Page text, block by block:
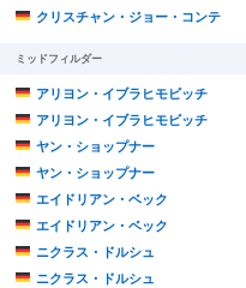
クリスチャン・ジョー・コンテ
ミッドフィルダー
アリヨン・イブラヒモビッチ
アリヨン・イブラヒモビッチ
ヤン・ショップナー
ヤン・ショップナー
エイドリアン・ベック
エイドリアン・ベック
ニクラス・ドルシュ
ニクラス・ドルシュ